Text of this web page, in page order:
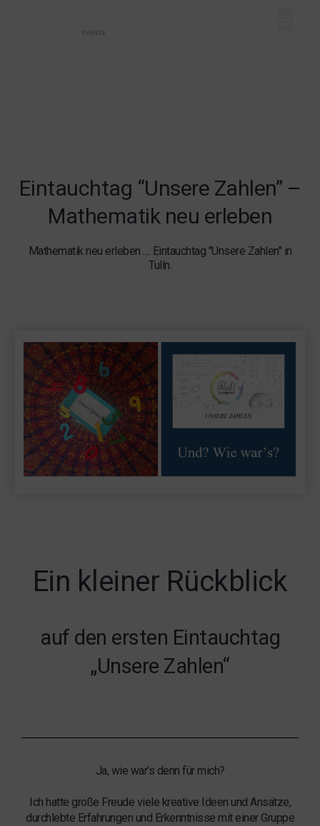
Eintauchtag “Unsere Zahlen” –
Mathematik neu erleben
Mathematik neu erleben .... Eintauchtag "Unsere Zahlen" in
Tulln.
Ein kleiner Rückblick
auf den ersten Eintauchtag
„Unsere Zahlen“
Ja, wie war’s denn für mich?
Ich hatte große Freude viele kreative Ideen und Ansätze,
durchlebte Erfahrungen und Erkenntnisse mit einer Gruppe